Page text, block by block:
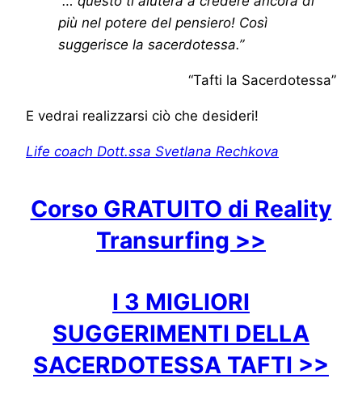
più nel potere del pensiero! Così
suggerisce la sacerdotessa.”
“Tafti la Sacerdotessa”
E vedrai realizzarsi ciò che desideri!
Life coach Dott.ssa Svetlana Rechkova
Corso GRATUITO di Reality
Transurfing >>
I 3 MIGLIORI
SUGGERIMENTI DELLA
SACERDOTESSA TAFTI >>